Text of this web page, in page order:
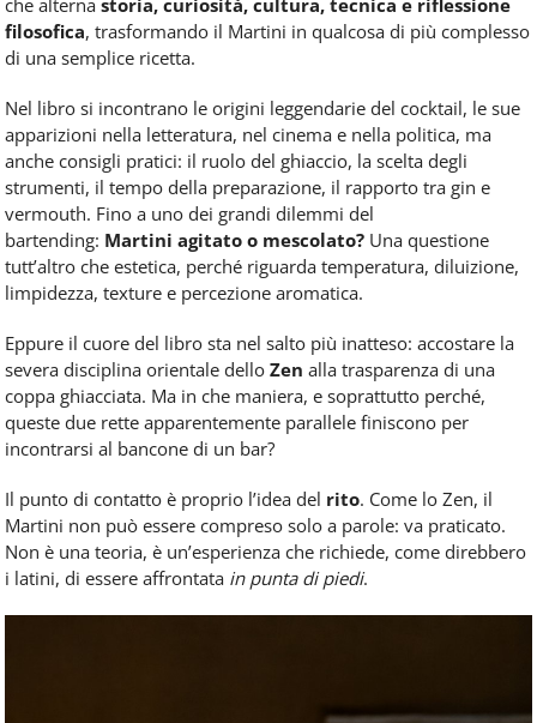
che alterna storia, curiosità, cultura, tecnica e riflessione
filosofica, trasformando il Martini in qualcosa di più complesso
di una semplice ricetta.
Nel libro si incontrano le origini leggendarie del cocktail, le sue
apparizioni nella letteratura, nel cinema e nella politica, ma
anche consigli pratici: il ruolo del ghiaccio, la scelta degli
strumenti, il tempo della preparazione, il rapporto tra gin e
vermouth. Fino a uno dei grandi dilemmi del
bartending: Martini agitato o mescolato? Una questione
tutt’altro che estetica, perché riguarda temperatura, diluizione,
limpidezza, texture e percezione aromatica.
Eppure il cuore del libro sta nel salto più inatteso: accostare la
severa disciplina orientale dello Zen alla trasparenza di una
coppa ghiacciata. Ma in che maniera, e soprattutto perché,
queste due rette apparentemente parallele finiscono per
incontrarsi al bancone di un bar?
Il punto di contatto è proprio l’idea del rito. Come lo Zen, il
Martini non può essere compreso solo a parole: va praticato.
Non è una teoria, è un’esperienza che richiede, come direbbero
i latini, di essere affrontata in punta di piedi.